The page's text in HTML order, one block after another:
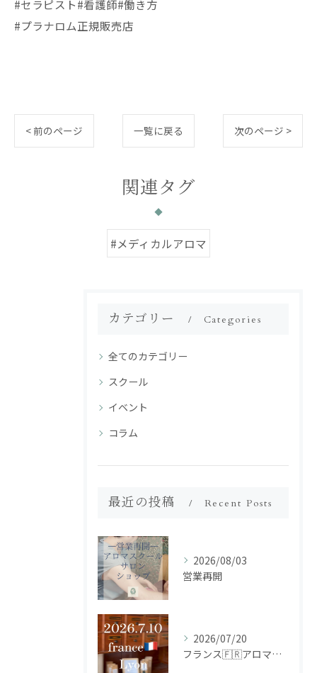
#セラピスト#看護師#働き方
#プラナロム正規販売店
< 前のページ 一覧に戻る 次のページ >
関連タグ
#メディカルアロマ
カテゴリー Categories
全てのカテゴリー
スクール
イベント
コラム
最近の投稿 Recent Posts
2026/08/03
営業再開
2026/07/20
フランス🇫🇷アロマ研修ツアー𝗱𝗮𝘆𝟮